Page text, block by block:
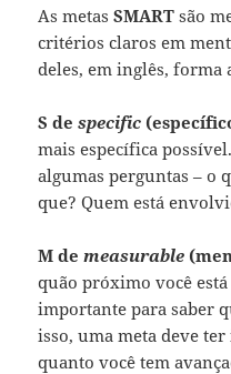
As metasSMARTsão
critérios claros em
deles, em inglês, forma
S despecific
mais específica
algumas perguntas – o
que? Quem está
M demeasurable
quão próximo você
importante para saber
isso, uma meta deve
quanto você tem